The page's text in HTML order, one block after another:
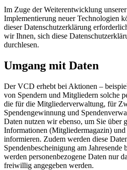
Im Zuge der Weiterentwicklung
Implementierung neuer Technologien
dieser Datenschutzerklärung
wir Ihnen, sich diese
durchlesen.
Umgang mit Daten
Der VCD erhebt bei Aktionen –
von Spendern und Mitgliedern solche
die für die Mitgliederverwaltung, für
Spendengewinnung und
Daten nutzen wir ebenso, um Sie über
Informationen (Mitgliedermagazin)
informieren. Zudem werden diese
Spendenbescheinigung am
werden personenbezogene Daten nur
freiwillig angegeben werden.